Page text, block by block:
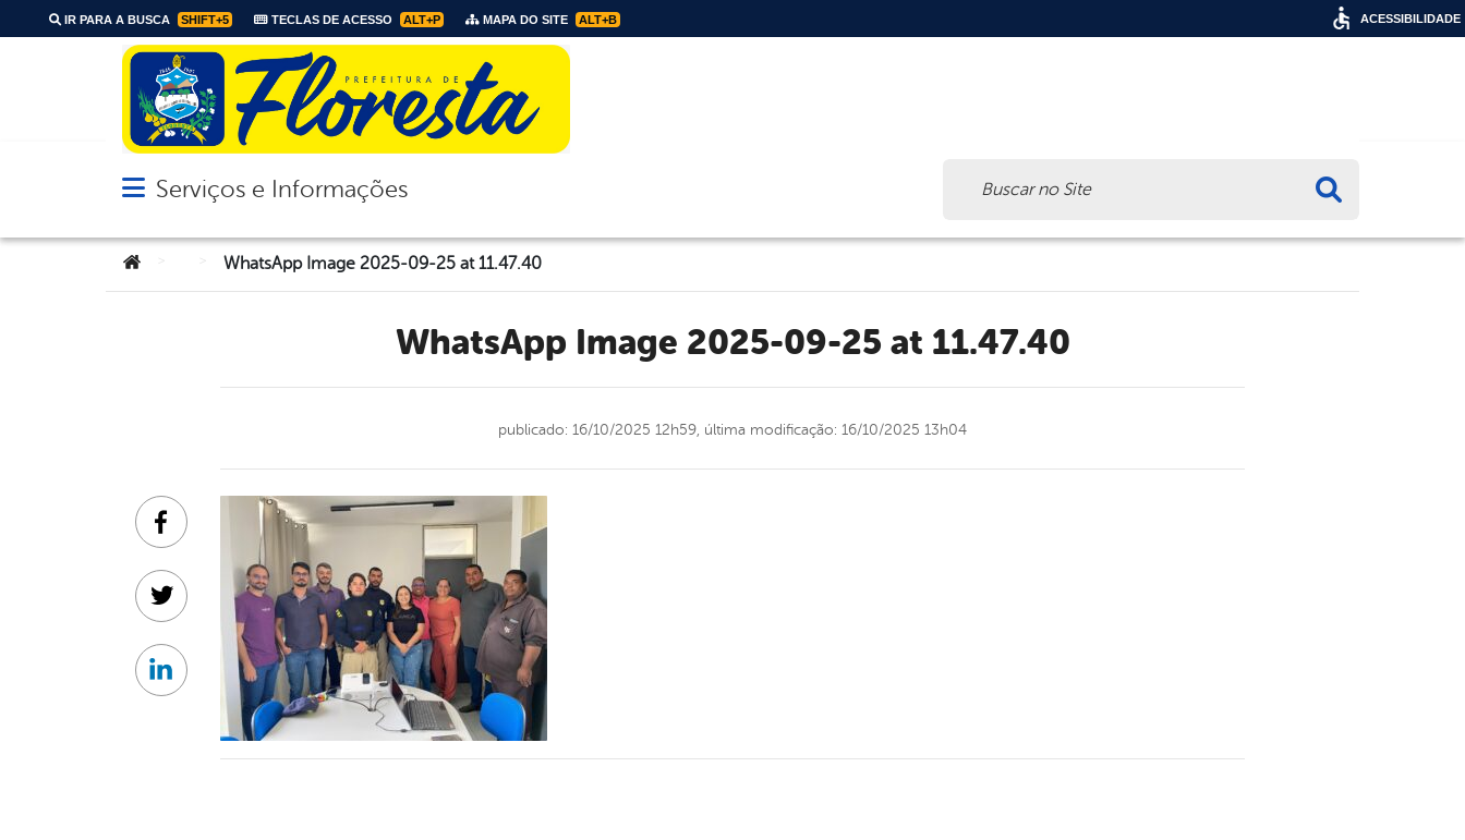
IR PARA A BUSCA SHIFT+5 TECLAS DE ACESSO ALT+P MAPA DO SITE ALT+B
Abrir menu principal de navegação
Serviços e Informações
Você está aqui:WhatsApp Image 2025-09-25 at 11.47.40
WhatsApp Image 2025-09-25 at 11.47.40
publicado: 16/10/2025 12h59, última modificação: 16/10/2025 13h04
Facebook
Twitter
Linkedin
ACESSIBILIDADE